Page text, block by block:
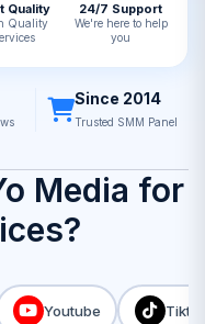
Quality
Quality
24/7 Support
We're here to help
you
Since 2014
Trusted SMM Panel
Media for
Youtube